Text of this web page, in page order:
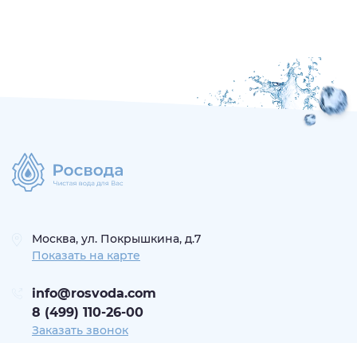
Москва, ул. Покрышкина, д.7
Показать на карте
info@rosvoda.com
8 (499) 110-26-00
Заказать звонок